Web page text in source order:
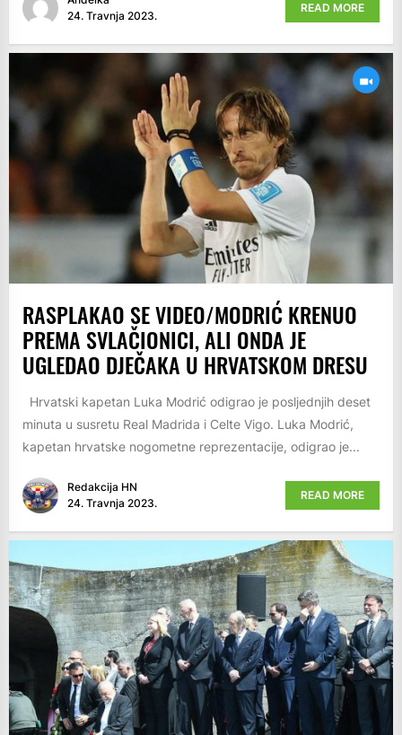
24. Travnja 2023.
READ MORE
RASPLAKAO SE VIDEO/MODRIĆ KRENUO
PREMA SVLAČIONICI, ALI ONDA JE
UGLEDAO DJEČAKA U HRVATSKOM DRESU
Hrvatski kapetan Luka Modrić odigrao je posljednjih deset
minuta u susretu Real Madrida i Celte Vigo. Luka Modrić,
kapetan hrvatske nogometne reprezentacije, odigrao je...
Redakcija HN
24. Travnja 2023.
READ MORE